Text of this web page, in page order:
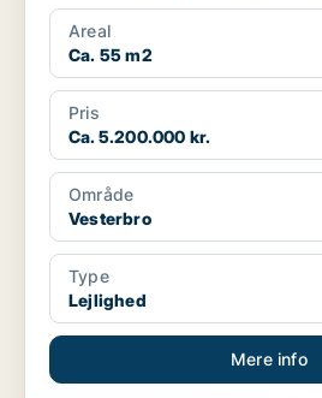
Areal
Ca. 55 m2
Pris
Ca. 5.200.000 kr.
Område
Vesterbro
Type
Lejlighed
Mere info